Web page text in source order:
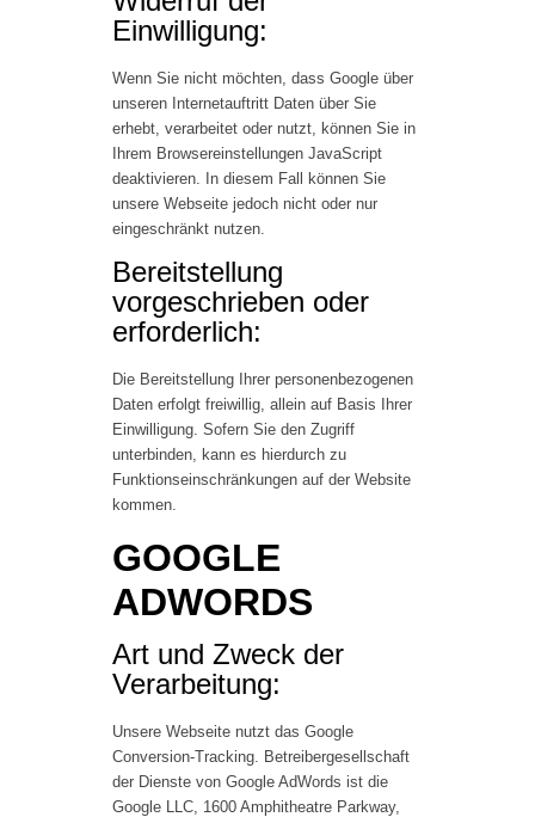
Einwilligung:
Wenn Sie nicht möchten, dass Google über
unseren Internetauftritt Daten über Sie
erhebt, verarbeitet oder nutzt, können Sie in
Ihrem Browsereinstellungen JavaScript
deaktivieren. In diesem Fall können Sie
unsere Webseite jedoch nicht oder nur
eingeschränkt nutzen.
Bereitstellung
vorgeschrieben oder
erforderlich:
Die Bereitstellung Ihrer personenbezogenen
Daten erfolgt freiwillig, allein auf Basis Ihrer
Einwilligung. Sofern Sie den Zugriff
unterbinden, kann es hierdurch zu
Funktionseinschränkungen auf der Website
kommen.
GOOGLE
ADWORDS
Art und Zweck der
Verarbeitung:
Unsere Webseite nutzt das Google
Conversion-Tracking. Betreibergesellschaft
der Dienste von Google AdWords ist die
Google LLC, 1600 Amphitheatre Parkway,